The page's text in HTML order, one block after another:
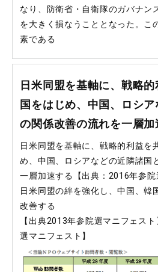
なり、防衛省・自衛隊のガバナン
を大きく損なうこととなった。こ
素である
日米同盟を基軸に、戦略
国をはじめ、中国、ロシ
の関係改善の流れを一層加
日米同盟を基軸に、戦略的利益を
め、中国、ロシアなどの近隣諸国
一層加速する【出典：2016年参院
日米同盟の絆を強化し、中国、韓
改善する
【出典2013年参院選マニフェス
選マニフェスト】